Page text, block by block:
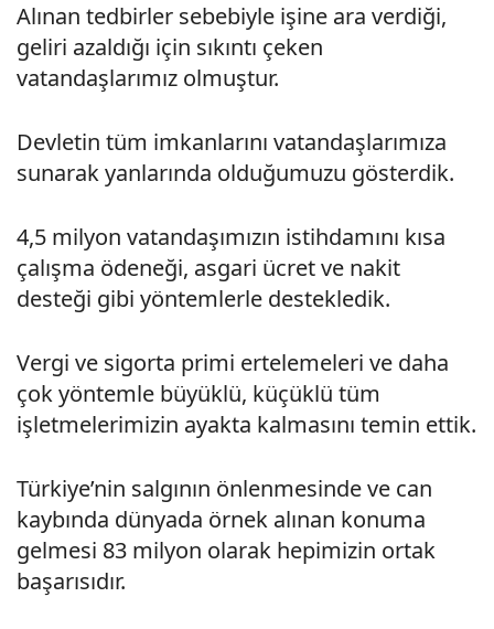
Alınan tedbirler sebebiyle işine ara verdiği,
geliri azaldığı için sıkıntı çeken
vatandaşlarımız olmuştur.
Devletin tüm imkanlarını vatandaşlarımıza
sunarak yanlarında olduğumuzu gösterdik.
4,5 milyon vatandaşımızın istihdamını kısa
çalışma ödeneği, asgari ücret ve nakit
desteği gibi yöntemlerle destekledik.
Vergi ve sigorta primi ertelemeleri ve daha
çok yöntemle büyüklü, küçüklü tüm
işletmelerimizin ayakta kalmasını temin ettik.
Türkiye’nin salgının önlenmesinde ve can
kaybında dünyada örnek alınan konuma
gelmesi 83 milyon olarak hepimizin ortak
başarısıdır.